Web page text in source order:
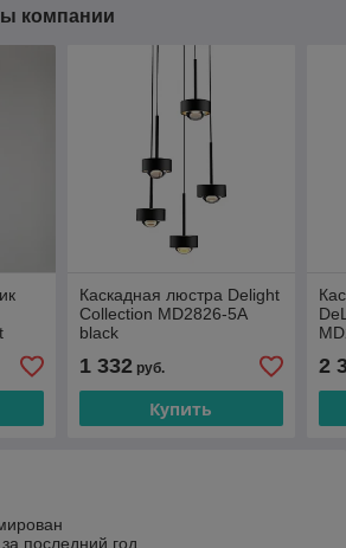
компании
Каскадная люстра Delight
Collection MD2826-5A
black
1 332руб.
Купить
2
последний год